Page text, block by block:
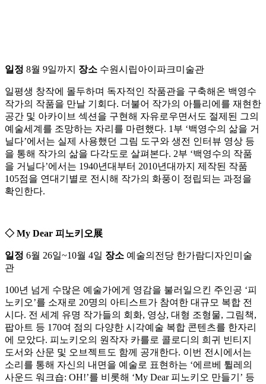
일정 8월 9일까지 장소 수원시립아이파크미술관
일평생 창작에 몰두하며 독자적인 작품관을 구축해온 백영수
작가의 작품을 만날 기회다. 더불어 작가의 아틀리에를 재현한
공간 및 아카이브 섹션을 구현해 자유로우면서도 절제된 그의
예술세계를 조망하는 자리를 마련했다. 1부 ‘백영수의 삶을 거
닐다’에서는 실제 사용했던 그림 도구와 생전 인터뷰 영상 등
을 통해 작가의 삶을 다각도로 살펴본다. 2부 ‘백영수의 작품
을 거닐다’에서는 1940년대부터 2010년대까지 제작된 작품
105점을 연대기별로 전시해 작가의 화풍이 정립되는 과정을
확인한다.
◇ My Dear 피노키오展
일정 6월 26일~10월 4일 장소 예술의전당 한가람디자인미술
관
100년 넘게 수많은 예술가에게 영감을 불러일으킨 주인공 ‘피
노키오’를 소재로 20명의 아티스트가 참여한 대규모 복합 전
시다. 전 세계 유명 작가들의 회화, 영상, 대형 조형물, 그림책,
팝아트 등 170여 점의 다양한 시각예술 복합 콘텐츠를 한자리
에 모았다. 피노키오의 원작자 카를로 콜로디의 희귀 빈티지
도서와 산문 및 오브젝트도 함께 공개한다. 이번 전시에서는
소리를 통해 자신의 내면을 예술로 표현하는 ‘에르베 튈레의
사운드 워크숍: OH!’를 비롯해 ‘My Dear 피노키오 만들기’ 등